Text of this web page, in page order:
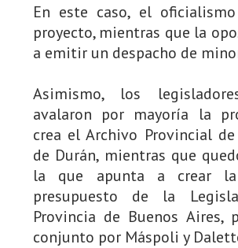
En este caso, el
proyecto, mientras que la
a emitir un despacho de
Asimismo, los
avalaron por mayoría la
crea el Archivo Provincial
de Durán, mientras que
la que apunta a crear
presupuesto de la
Provincia de Buenos Aires,
conjunto por Máspoli y